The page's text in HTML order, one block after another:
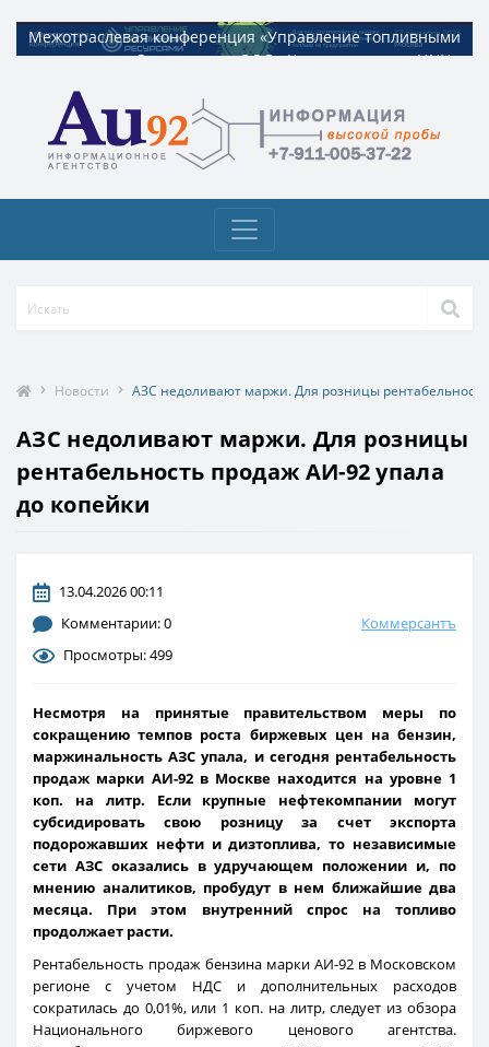
Межотраслевая конференция «Управление топливными
ресурсами». Организатор ООО «Квадрат ресурс» ИНН
Межотраслевая конференция «Управление топливными
ресурсами». Организатор ООО «Квадрат ресурс» ИНН
Новости АЗС недоливают маржи. Для розницы
АЗС недоливают маржи. Для розницы
рентабельность продаж АИ-92 упала
до копейки
13.04.2026 00:11
Комментарии: 0
Просмотры: 499
Коммерсантъ
Несмотря на принятые правительством меры по
сокращению темпов роста биржевых цен на бензин,
маржинальность АЗС упала, и сегодня рентабельность
продаж марки АИ-92 в Москве находится на уровне 1
коп. на литр. Если крупные нефтекомпании могут
субсидировать свою розницу за счет экспорта
подорожавших нефти и дизтоплива, то независимые
сети АЗС оказались в удручающем положении и, по
мнению аналитиков, пробудут в нем ближайшие два
месяца. При этом внутренний спрос на топливо
продолжает расти.
Рентабельность продаж бензина марки АИ-92 в Московском
регионе с учетом НДС и дополнительных расходов
сократилась до 0,01%, или 1 коп. на литр, следует из обзора
Национального биржевого ценового агентства.